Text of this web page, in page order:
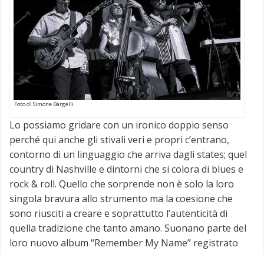
Foto di Simone Bargelli
Lo possiamo gridare con un ironico doppio senso
perché qui anche gli stivali veri e propri c’entrano,
contorno di un linguaggio che arriva dagli states; quel
country di Nashville e dintorni che si colora di blues e
rock & roll. Quello che sorprende non è solo la loro
singola bravura allo strumento ma la coesione che
sono riusciti a creare e soprattutto l’autenticità di
quella tradizione che tanto amano. Suonano parte del
loro nuovo album “Remember My Name” registrato